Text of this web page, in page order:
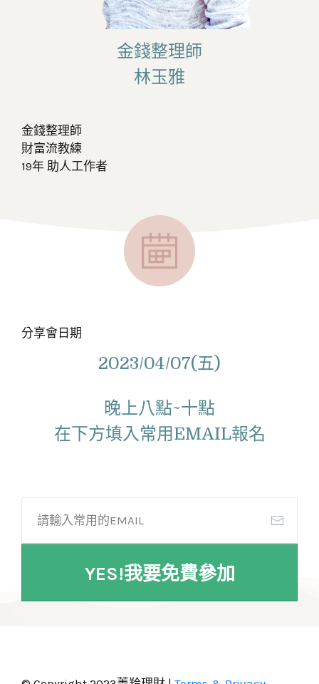
金錢整理師
林玉雅
金錢整理師
財富流教練
19年 助人工作者
分享會日期
2023/04/07(五)
晚上八點~十點
在下方填入常用EMAIL報名
YES!我要免費參加